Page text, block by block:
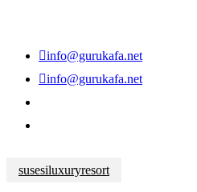
info@gurukafa.net
search
Menu
info@gurukafa.net
susesiluxuryresort